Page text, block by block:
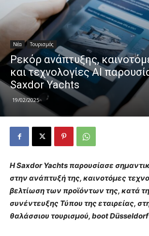
Νέα Τουρισμός
Ρεκόρ ανάπτυξης,
και τεχνολογίες ΑΙ
Saxdor Yachts
19/02/2025
Η Saxdor Yachts παρουσίασε
στην ανάπτυξή της, καινοτόμες
βελτίωση των προϊόντων της, κατά τη
συνέντευξης Τύπου της εταιρείας,
θαλάσσιου τουρισμού, boot